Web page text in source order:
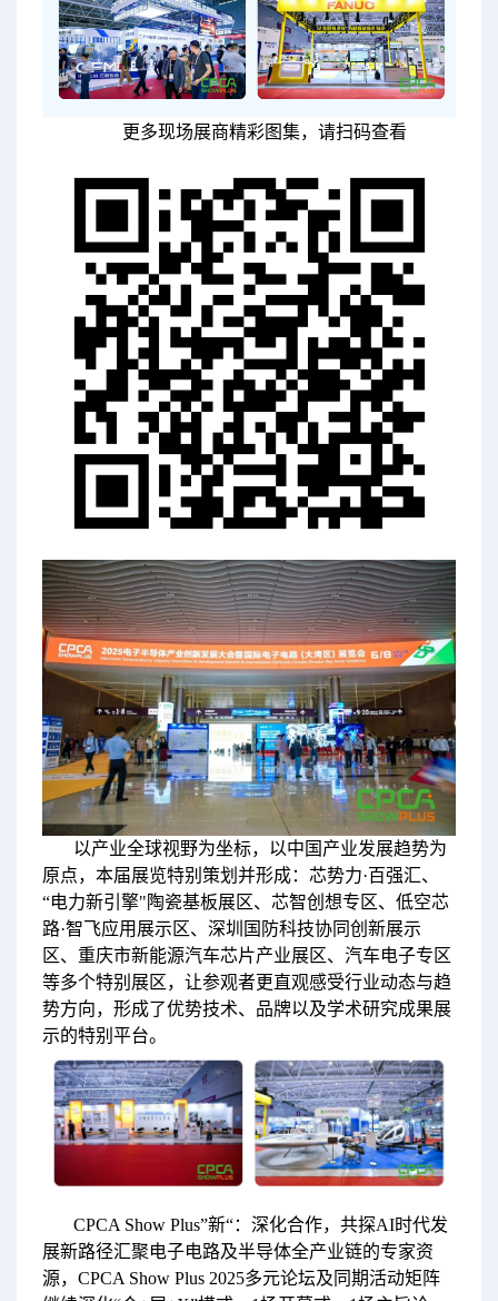
更多现场展商精彩图集，请扫码查看
以产业全球视野为坐标，以中国产业发展趋势为
原点，本届展览特别策划并形成：芯势力·百强汇、
“电力新引擎"陶瓷基板展区、芯智创想专区、低空芯
路·智飞应用展示区、深圳国防科技协同创新展示
区、重庆市新能源汽车芯片产业展区、汽车电子专区
等多个特别展区，让参观者更直观感受行业动态与趋
势方向，形成了优势技术、品牌以及学术研究成果展
示的特别平台。
CPCA Show Plus”新“：深化合作，共探AI时代发
展新路径汇聚电子电路及半导体全产业链的专家资
源，CPCA Show Plus 2025多元论坛及同期活动矩阵